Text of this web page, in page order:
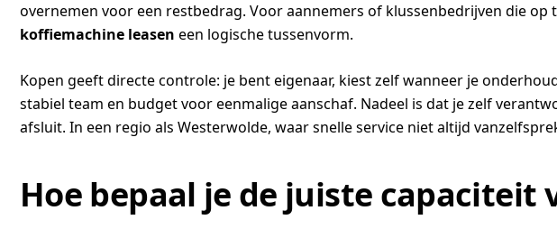
overnemen voor een restbedrag. Voor aannemers of klussenbedrijven die
koffiemachine leasen een logische tussenvorm.
Kopen geeft directe controle: je bent eigenaar, kiest zelf wanneer je
stabiel team en budget voor eenmalige aanschaf. Nadeel is dat je zelf
afsluit. In een regio als Westerwolde, waar snelle service niet altijd
Hoe bepaal je de juiste capaciteit